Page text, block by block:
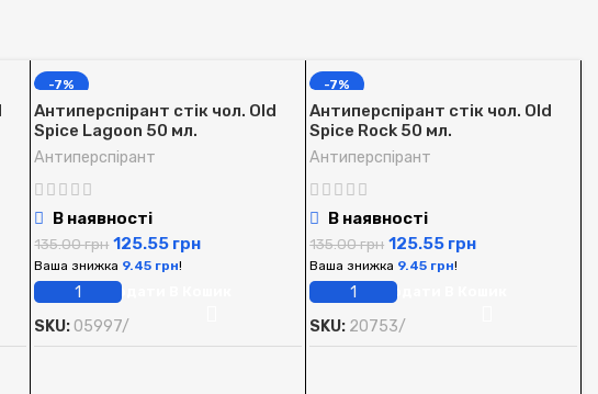
-7%
Антиперспірант стік чол. Old
Spice Lagoon 50 мл.
Антиперспірант
В наявності
135.00грн 125.55 грн
Ваша знижка 9.45 грн!
SKU: 05997/
-7%
Антиперспірант стік чол. Old
Spice Rock 50 мл.
Антиперспірант
В наявності
135.00грн 125.55 грн
Ваша знижка 9.45 грн!
SKU: 20753/